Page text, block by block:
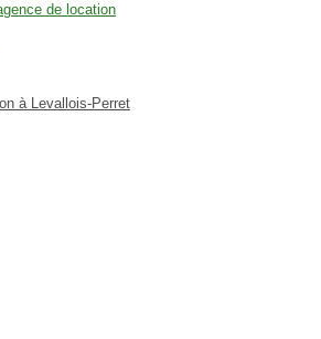
de location
à Levallois-Perret